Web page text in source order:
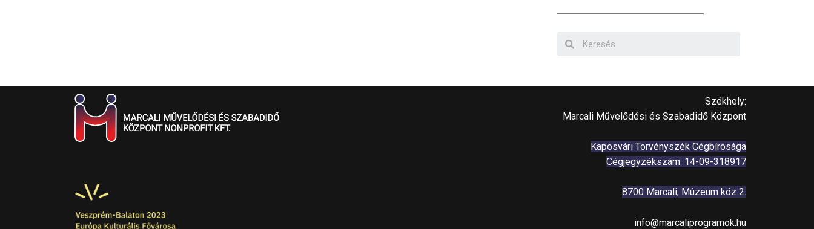
Székhely:
Marcali Művelődési és Szabadidő Központ
Kaposvári Törvényszék Cégbírósága
Cégjegyzékszám: 14-09-318917
8700 Marcali, Múzeum köz 2.
info@marcaliprogramok.hu